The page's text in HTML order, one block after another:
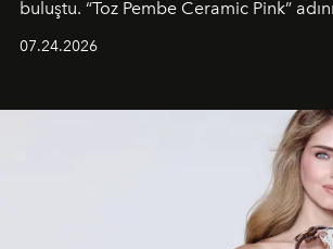
buluştu. “Toz Pembe Ceramic Pink”
unsurlarından biri olarak öne çıkıyor.
07.24.2026